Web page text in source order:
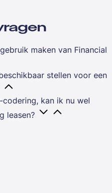
maken van Financial
stellen voor een
codering, kan ik nu wel
leasen?